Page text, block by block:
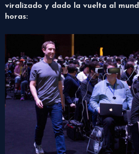
viralizado y dado la vuelta al
horas: